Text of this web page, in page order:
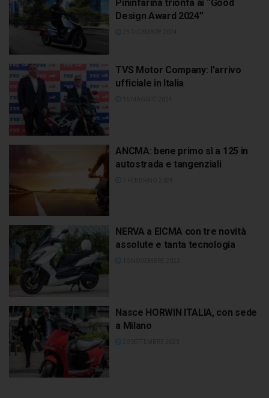
Pininfarina trionfa ai “Good
Design Award 2024”
TVS Motor Company: l’arrivo
ufficiale in Italia
ANCMA: bene primo sì a 125 in
autostrada e tangenziali
NERVA a EICMA con tre novità
assolute e tanta tecnologia
Nasce HORWIN ITALIA, con sede
a Milano